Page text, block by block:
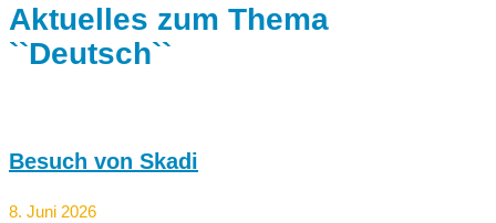
Aktuelles zum Thema
``Deutsch``
Besuch von Skadi
8. Juni 2026